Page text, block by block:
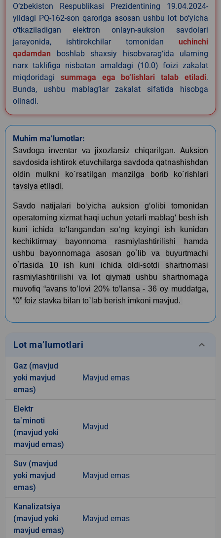
O‘zbekiston Respublikasi Prezidentining 19.04.2024-
yildagi PQ-162-son qaroriga asosan ushbu lot bo‘yicha
o‘tkaziladigan elektron onlayn-auksion savdolari
jarayonida, ishtirokchilar tomonidan uchinchi
qadamdan boshlab shaxsiy hisobvarag‘ida ularning
narx taklifiga nisbatan amaldagi (10.0) foizi zakalat
miqdoridagi summaga ega bo‘lishlari talab etiladi.
Bunda, ushbu mablag‘lar zakalat sifatida hisobga
olinadi.
Muhim ma’lumotlar:
Savdoga inventar va jixozlarsiz chiqarilgan. Auksion
savdosida ishtirok etuvchilarga savdoda qatnashishdan
oldin mulkni ko`rsatilgan manzilga borib ko`rishlari
tavsiya etiladi.
Savdo natijalari bo‘yicha auksion g‘olibi tomonidan
operatorning xizmat haqi uchun yetarli mablag‘ besh ish
kuni ichida to‘langandan so‘ng keyingi ish kunidan
kechiktirmay bayonnoma rasmiylashtirilishi hamda
ushbu bayonnomaga asosan go`lib va buyurtmachi
o`rtasida 10 ish kuni ichida oldi-sotdi shartnomasi
rasmiylashtirilishi va lot qiymati ushbu shartnomaga
muvofiq “avans to’lovi 20% to’lansa - 36 oy muddatga,
“0” foiz stavka bilan to`lab berish imkoni mavjud.
Lot ma’lumotlari keyboard_arrow_down
Gaz (mavjud
yoki mavjud
emas)
Mavjud emas
Elektr
ta`minoti
(mavjud yoki
mavjud emas)
Mavjud
Suv (mavjud
yoki mavjud
emas)
Mavjud emas
Kanalizatsiya
(mavjud yoki
mavjud emas)
Mavjud emas